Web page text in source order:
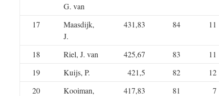
G. van
17
Maasdijk,
J.
431,83 84 11
18 Riel, J. van 425,67 83
11
19
Kuijs, P. 421,5 82
12
20
Kooiman,
417,83 81 7